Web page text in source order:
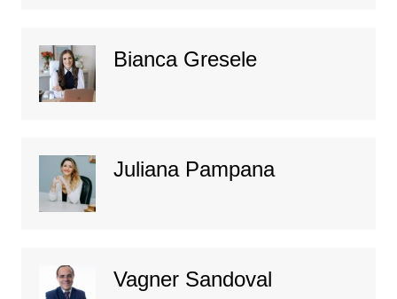
Bianca Gresele
Juliana Pampana
Vagner Sandoval